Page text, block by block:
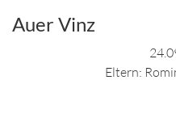
Auer Vinz
Eltern: